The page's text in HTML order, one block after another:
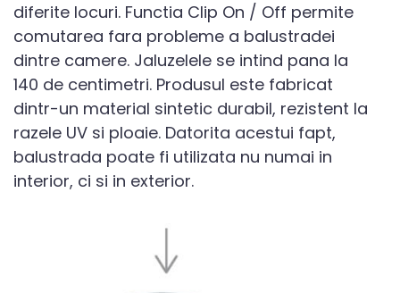
diferite locuri. Functia Clip On / Off permite
comutarea fara probleme a balustradei
dintre camere. Jaluzelele se intind pana la
140 de centimetri. Produsul este fabricat
dintr-un material sintetic durabil, rezistent la
razele UV si ploaie. Datorita acestui fapt,
balustrada poate fi utilizata nu numai in
interior, ci si in exterior.